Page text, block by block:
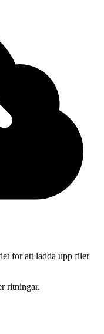
för att ladda upp filer
ritningar.